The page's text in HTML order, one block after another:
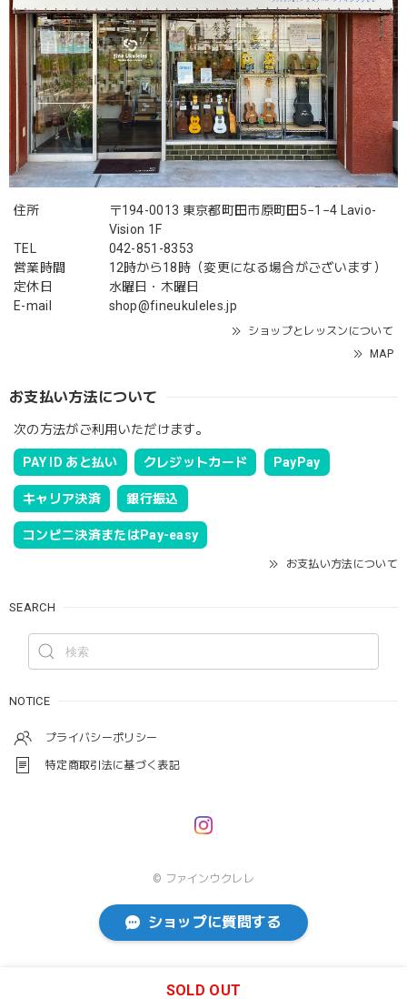
住所
〒194-0013 東京都町田市原町田5−1−4 Lavio-
Vision 1F
TEL
042-851-8353
営業時間
12時から18時（変更になる場合がございます）
定休日
水曜日・木曜日
E-mail
shop@fineukuleles.jp
ショップとレッスンについて
MAP
お支払い方法について
次の方法がご利用いただけます。
PAY ID あと払い クレジットカード PayPay
キャリア決済 銀行振込
コンビニ決済またはPay-easy
お支払い方法について
SEARCH
NOTICE
プライバシーポリシー
特定商取引法に基づく表記
© ファインウクレレ
SOLD OUT
ショップに質問する